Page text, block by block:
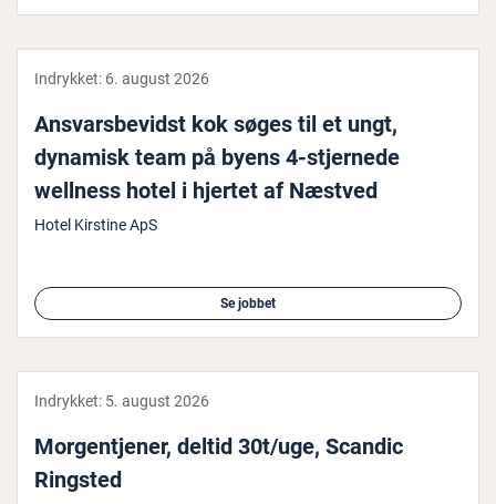
Indrykket: 6. august 2026
Ansvars­be­vidst kok søges til et ungt,
dynamisk team på byens 4-stjernede
wellness hotel i hjertet af Næstved
Hotel Kirstine ApS
Se jobbet
Indrykket: 5. august 2026
Mor­gentje­ner, deltid 30t/uge, Scandic
Ringsted